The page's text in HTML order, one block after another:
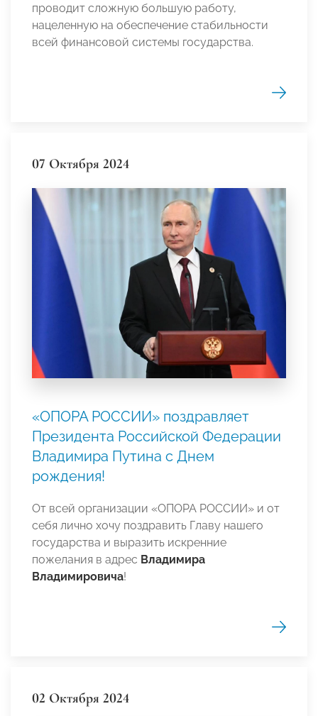
проводит сложную большую работу,
нацеленную на обеспечение стабильности
всей финансовой системы государства.
07 Октября 2024
«ОПОРА РОССИИ» поздравляет
Президента Российской Федерации
Владимира Путина с Днем
рождения!
От всей организации «ОПОРА РОССИИ» и от
себя лично хочу поздравить Главу нашего
государства и выразить искренние
пожелания в адрес Владимира
Владимировича!
02 Октября 2024